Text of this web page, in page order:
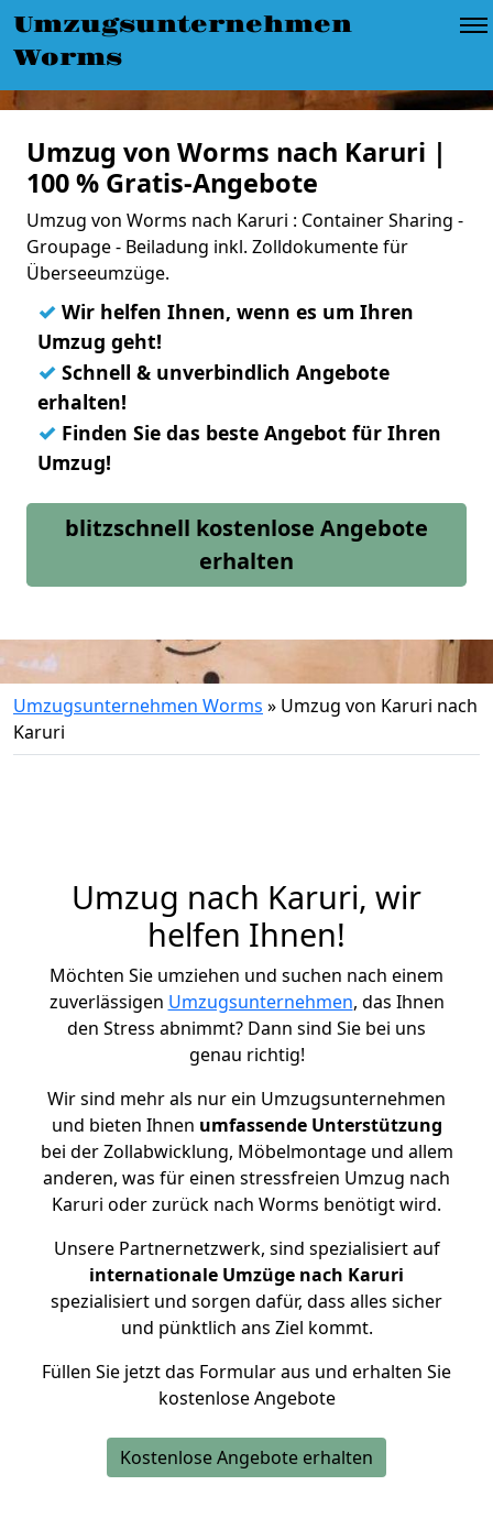
Umzugsunternehmen
Worms
Umzug von Worms nach Karuri |
100 % Gratis-Angebote
Umzug von Worms nach Karuri : Container Sharing -
Groupage - Beiladung inkl. Zolldokumente für
Überseeumzüge.
✓ Wir helfen Ihnen, wenn es um Ihren
Umzug geht!
✓ Schnell & unverbindlich Angebote
erhalten!
✓ Finden Sie das beste Angebot für Ihren
Umzug!
blitzschnell kostenlose Angebote
erhalten
Umzugsunternehmen Worms » Umzug von Karuri nach
Karuri
Umzug nach Karuri, wir
helfen Ihnen!
Möchten Sie umziehen und suchen nach einem
zuverlässigen Umzugsunternehmen, das Ihnen
den Stress abnimmt? Dann sind Sie bei uns
genau richtig!
Wir sind mehr als nur ein Umzugsunternehmen
und bieten Ihnen umfassende Unterstützung
bei der Zollabwicklung, Möbelmontage und allem
anderen, was für einen stressfreien Umzug nach
Karuri oder zurück nach Worms benötigt wird.
Unsere Partnernetzwerk, sind spezialisiert auf
internationale Umzüge nach Karuri
spezialisiert und sorgen dafür, dass alles sicher
und pünktlich ans Ziel kommt.
Füllen Sie jetzt das Formular aus und erhalten Sie
kostenlose Angebote
Kostenlose Angebote erhalten